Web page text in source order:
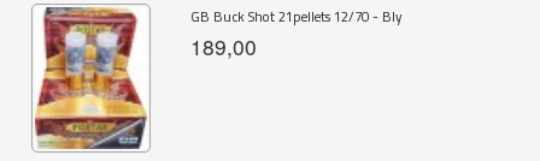
GB Buck Shot 21pellets 12/70 - Bly
189,00